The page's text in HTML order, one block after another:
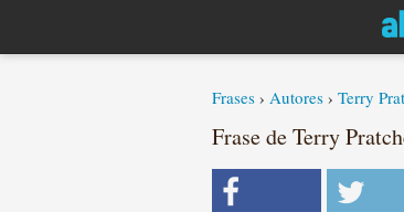
Frases › Autores › Terry
Frase de Terry